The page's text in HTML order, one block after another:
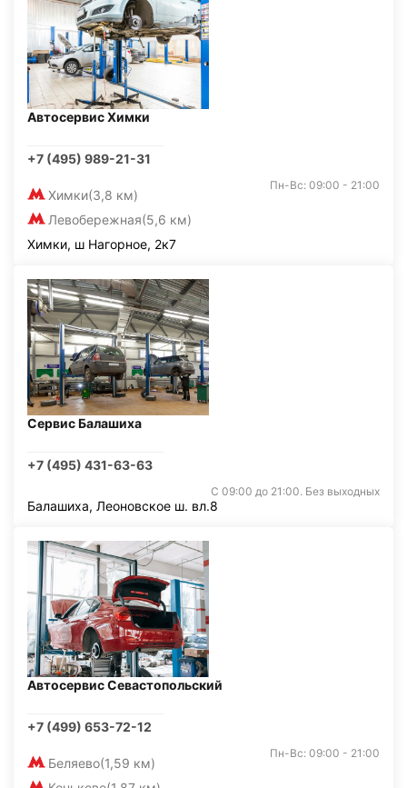
Автосервис Химки
+7 (495) 989-21-31
Химки(3,8 км)
Левобережная(5,6 км)
Пн-Вс: 09:00 - 21:00
Химки, ш Нагорное, 2к7
Сервис Балашиха
+7 (495) 431-63-63
С 09:00 до 21:00. Без выходных
Балашиха, Леоновское ш. вл.8
Автосервис Севастопольский
+7 (499) 653-72-12
Беляево(1,59 км)
Пн-Вс: 09:00 - 21:00